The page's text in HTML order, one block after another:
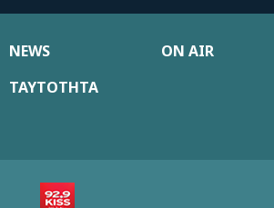
NEWS ON AIR
ΤΑΥΤΟΤΗΤΑ